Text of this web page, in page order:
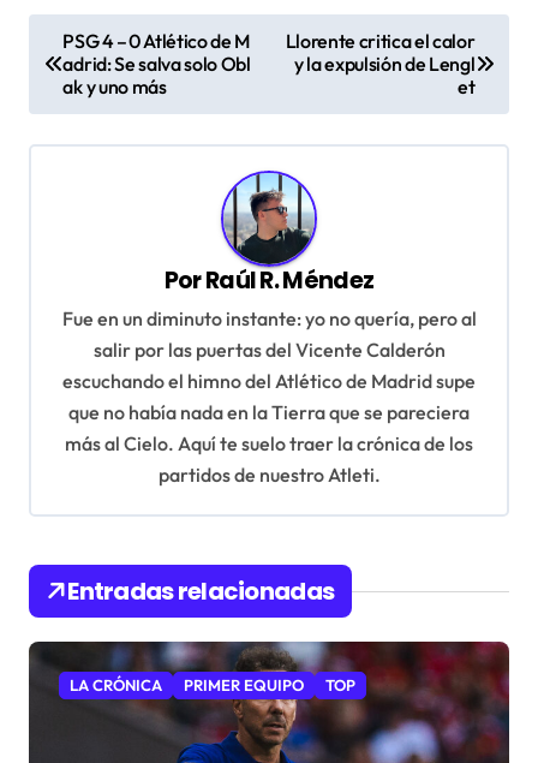
a
v
e
e
t
r
a
PSG 4 – 0 Atlético de M
adrid: Se salva solo Obl
ak y uno más
Llorente critica el calor
y la expulsión de Lengl
et
PorRaúl R. Méndez
Fue en un diminuto instante: yo no quería, pero al
salir por las puertas del Vicente Calderón
escuchando el himno del Atlético de Madrid supe
que no había nada en la Tierra que se pareciera
más al Cielo. Aquí te suelo traer la crónica de los
partidos de nuestro Atleti.
Entradas relacionadas
LA CRÓNICA PRIMER EQUIPO TOP